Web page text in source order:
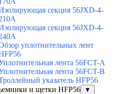
секция 56JXD-4-
секция 56JXD-4-
уплотнительных лент
лента 56FCT-A
лента 56FCT-B
указатель HFP56
и щетки HFP56
▼